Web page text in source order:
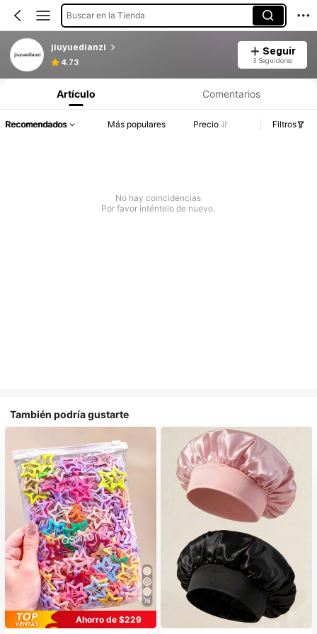
Buscar en la Tienda
jiuyuedianzi
4.73
Seguir
3 Seguidores
Artículo Comentarios
Recomendados Más populares Precio Filtros
No hay coincidencias
Por favor inténtelo de nuevo.
También podría gustarte
16
Ahorro de $229
#1 Más vendidos
en Multicolor Gorros para el pelo para mujer
Establecido hace 1 año